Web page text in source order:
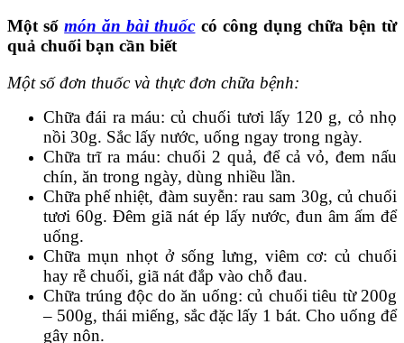
Một sốmón ăn bài thuốc có công dụng chữa bện từ
quả chuối bạn cần biết
Một số đơn thuốc và thực đơn chữa bệnh:
Chữa đái ra máu: củ chuối tươi lấy 120 g, cỏ nhọ
nồi 30g. Sắc lấy nước, uống ngay trong ngày.
Chữa trĩ ra máu: chuối 2 quả, để cả vỏ, đem nấu
chín, ăn trong ngày, dùng nhiều lần.
Chữa phế nhiệt, đàm suyễn: rau sam 30g, củ chuối
tươi 60g. Đêm giã nát ép lấy nước, đun âm ấm để
uống.
Chữa mụn nhọt ở sống lưng, viêm cơ: củ chuối
hay rễ chuối, giã nát đắp vào chỗ đau.
Chữa trúng độc do ăn uống: củ chuối tiêu từ 200g
– 500g, thái miếng, sắc đặc lấy 1 bát. Cho uống để
gây nôn.